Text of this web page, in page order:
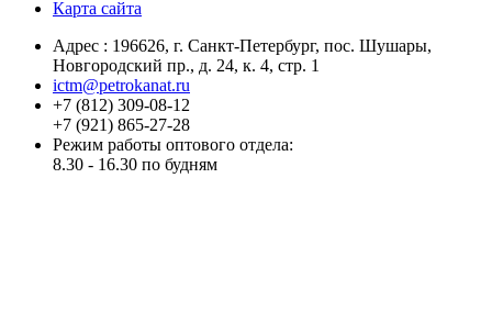
Карта сайта
Адрес : 196626, г. Санкт-Петербург, пос. Шушары,
Новгородский пр., д. 24, к. 4, стр. 1
ictm@petrokanat.ru
+7 (812) 309-08-12
+7 (921) 865-27-28
Режим работы оптового отдела:
8.30 - 16.30 по будням